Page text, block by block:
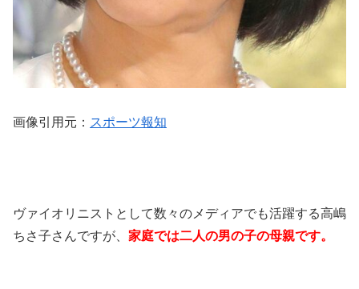
画像引用元： スポーツ報知
ヴァイオリニストとして数々のメディアでも活躍する高嶋
ちさ子さんですが、 家庭では二人の男の子の母親です。